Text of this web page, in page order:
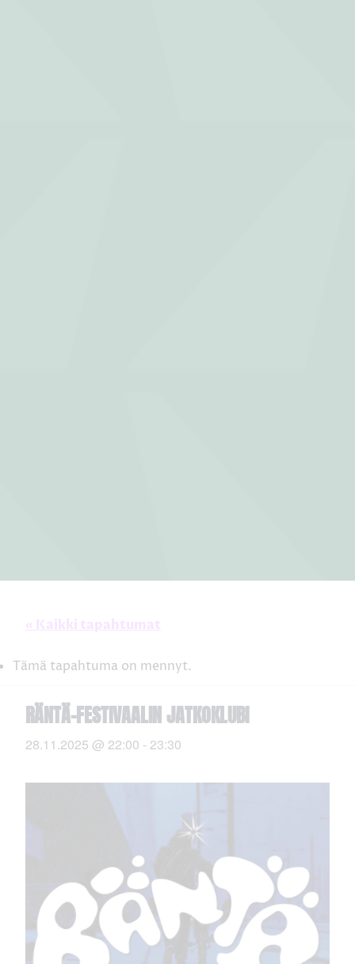
« Kaikki tapahtumat
Tämä tapahtuma on mennyt.
RÄNTÄ-FESTIVAALIN JATKOKLUBI
28.11.2025 @ 22:00 - 23:30